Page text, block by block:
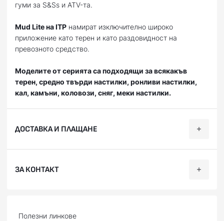
гуми за S&Ss и ATV-та.
Mud Lite на ITP намират изключително широко
приложение като терен и като раздовидност на
превозното средство.
Моделите от серията са подходящи за всякакъв
терен, средно твърди настилки, ронливи настилки,
кал, камъни, коловози, сняг, меки настилки.
ДОСТАВКА И ПЛАЩАНЕ
професионализъм при доставката на Вашите поръчки,
Доставяме до всяка точка на България в рамките на 1-2
ЗА КОНТАКТ
Facebook:facebook.com/BobiMX
Полезни линкове